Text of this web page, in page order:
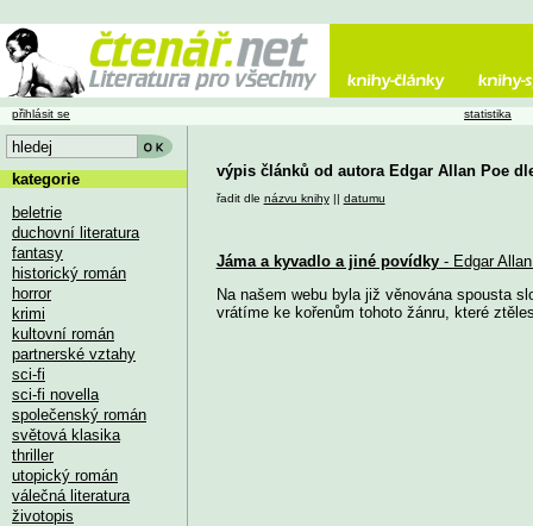
výpis článků od autora Edgar Allan Poe
řadit dle názvu knihy|| datumu
Jáma a kyvadlo a jiné povídky- Edgar
Na našem webu byla již věnována spousta
vrátíme ke kořenům tohoto žánru, které
přihlásit se statistika
kategorie
beletrie
duchovní literatura
fantasy
historický román
horror
krimi
kultovní román
partnerské vztahy
sci-fi
sci-fi novella
společenský román
světová klasika
thriller
utopický román
válečná literatura
životopis